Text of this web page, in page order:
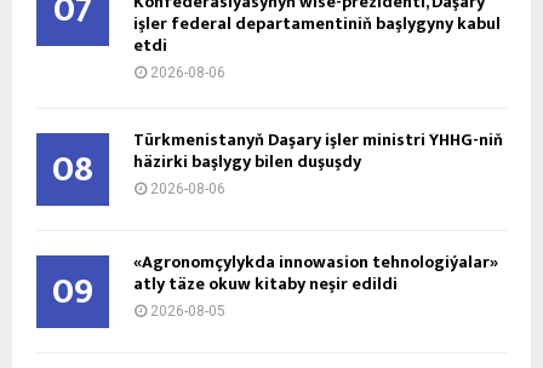
işler federal departamentiniň başlygyny kabul
etdi
2026-08-06
08 Türkmenistanyň Daşary işler ministri ÝHHG-niň
häzirki başlygy bilen duşuşdy
2026-08-06
09 «Agronomçylykda innowasion tehnologiýalar»
atly täze okuw kitaby neşir edildi
2026-08-05